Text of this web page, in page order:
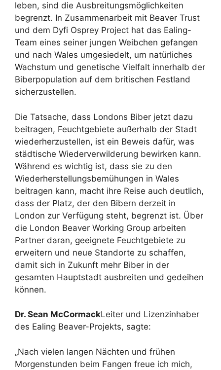
leben, sind die Ausbreitungsmöglichkeiten
begrenzt. In Zusammenarbeit mit Beaver Trust
und dem Dyfi Osprey Project hat das Ealing-
Team eines seiner jungen Weibchen gefangen
und nach Wales umgesiedelt, um natürliches
Wachstum und genetische Vielfalt innerhalb der
Biberpopulation auf dem britischen Festland
sicherzustellen.
Die Tatsache, dass Londons Biber jetzt dazu
beitragen, Feuchtgebiete außerhalb der Stadt
wiederherzustellen, ist ein Beweis dafür, was
städtische Wiederverwilderung bewirken kann.
Während es wichtig ist, dass sie zu den
Wiederherstellungsbemühungen in Wales
beitragen kann, macht ihre Reise auch deutlich,
dass der Platz, der den Bibern derzeit in
London zur Verfügung steht, begrenzt ist. Über
die London Beaver Working Group arbeiten
Partner daran, geeignete Feuchtgebiete zu
erweitern und neue Standorte zu schaffen,
damit sich in Zukunft mehr Biber in der
gesamten Hauptstadt ausbreiten und gedeihen
können.
Dr. Sean McCormackLeiter und Lizenzinhaber
des Ealing Beaver-Projekts, sagte:
„Nach vielen langen Nächten und frühen
Morgenstunden beim Fangen freue ich mich,